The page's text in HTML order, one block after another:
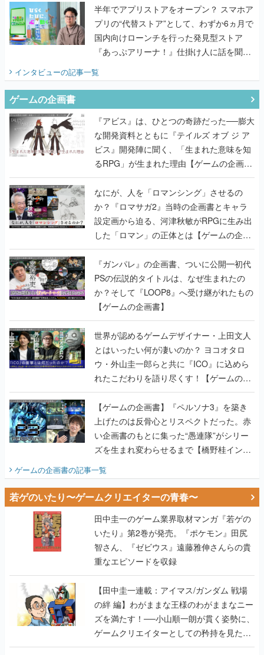
半年でアプリストアをオープン？ スマホア
プリの“代替ストア”として、わずか6ヵ月で
国内向けローンチを行った発見型ストア
『あっぷアリーナ！』仕掛け人に話を聞い
てみた
インタビューの記事一覧
ゲームの企画書
『アビス』は、ひとつの奇跡だった──膨大
な開発資料とともに『テイルズ オブ ジ ア
ビス』開発陣に聞く、「生まれた意味を知
るRPG」が生まれた理由【ゲームの企画
書】
なにが、人を「ロマンシング」させるの
か？『ロマサガ2』当時の企画書とキャラ
設定画から迫る、河津秋敏がRPGに生み出
した「ロマン」の正体とは【ゲームの企画
書】
『ガンパレ』の企画書、ついに公開━初代
PSの伝説的タイトルは、なぜ生まれたの
か？そして『LOOP8』へ受け継がれたもの
【ゲームの企画書】
世界が認めるゲームデザイナー・上田文人
とはいったい何が凄いのか？ ヨコオタロ
ウ・外山圭一郎らと共に『ICO』に込めら
れたこだわりを語り尽くす！【ゲームの企
画書】
【ゲームの企画書】『ペルソナ3』を築き
上げたのは反骨心とリスペクトだった。赤
い企画書のもとに集った“愚連隊”がシリー
ズを生まれ変わらせるまで【橋野桂インタ
ビュー】
ゲームの企画書の記事一覧
若ゲのいたり〜ゲームクリエイターの青春〜
田中圭一のゲーム業界取材マンガ『若ゲの
いたり』第2巻が発売。『ポケモン』田尻
智さん、『ゼビウス』遠藤雅伸さんらの貴
重なエピソードを収録
【田中圭一連載：アイマス/ガンダム 戦場
の絆 編】わがままな王様のわがままなニー
ズを満たす！──小山順一朗が貫く姿勢に、
ゲームクリエイターとしての矜持を見た
【若ゲのいたり最終回】